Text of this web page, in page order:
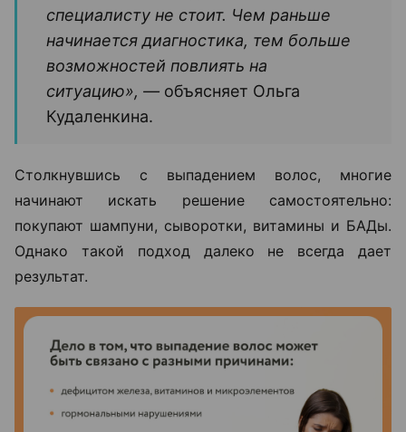
специалисту не стоит. Чем раньше
начинается диагностика, тем больше
возможностей повлиять на
ситуацию», — объясняет Ольга
Кудаленкина.
Столкнувшись с выпадением волос, многие
начинают искать решение самостоятельно:
покупают шампуни, сыворотки, витамины и БАДы.
Однако такой подход далеко не всегда дает
результат.